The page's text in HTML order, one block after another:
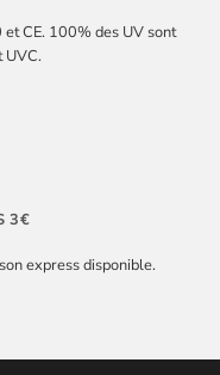
CE. 100% des UV sont
UVC.
3€
express disponible.